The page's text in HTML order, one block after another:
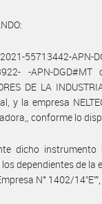
55713442-APN-
-APN-
DE LA
y la empresa
conforme lo
dicho
dependientes de la
N° 1402/